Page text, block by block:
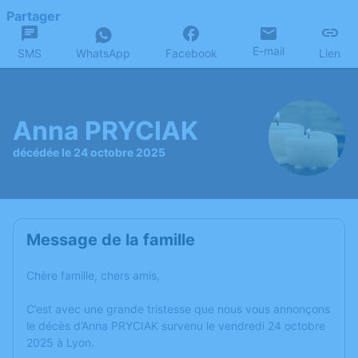
Partager
SMS WhatsApp Facebook E-mail Lien
Anna PRYCIAK
décédée le 24 octobre 2025
Message de la famille
Chère famille, chers amis,
C’est avec une grande tristesse que nous vous annonçons
le décès d’Anna PRYCIAK survenu le vendredi 24 octobre
2025 à Lyon.